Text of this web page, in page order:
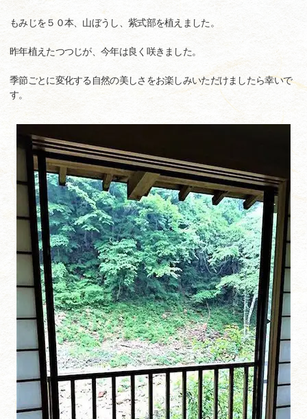
もみじを５０本、山ぼうし、紫式部を植えました。
昨年植えたつつじが、今年は良く咲きました。
季節ごとに変化する自然の美しさをお楽しみいただけましたら幸いで
す。